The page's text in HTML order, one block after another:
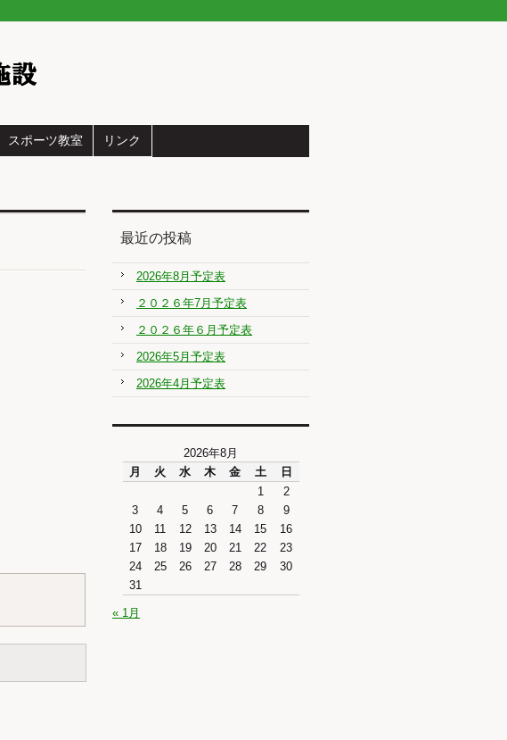
スポーツ教室 リンク
最近の投稿
2026年8月予定表
２０２６年7月予定表
２０２６年６月予定表
2026年5月予定表
2026年4月予定表
2026年8月
月
火 水 木 金 土
日
1
2
3
4 5 6 7 8
9
10
11 12 13 14 15
16
17
18 19 20 21 22
23
24
25 26 27 28 29
30
31
« 1月